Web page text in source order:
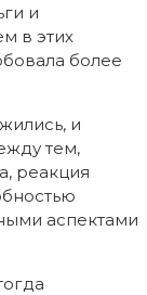
и
в этих
более
и
тем,
реакция
аспектами